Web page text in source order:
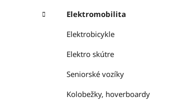
Elektromobilita
Elektrobicykle
Elektro skútre
Seniorské vozíky
Kolobežky, hoverboardy